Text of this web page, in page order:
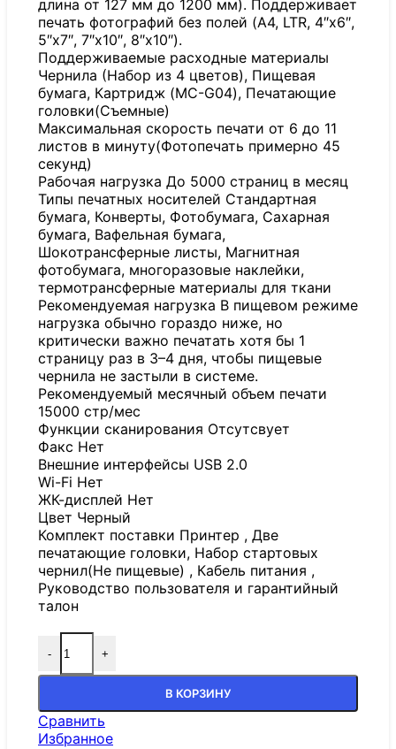
длина от 127 мм до 1200 мм). Поддерживает
печать фотографий без полей (A4, LTR, 4″x6″,
5″x7″, 7″x10″, 8″x10″).
Поддерживаемые расходные материалы
Чернила (Набор из 4 цветов), Пищевая
бумага, Картридж (MC-G04), Печатающие
головки(Съемные)
Максимальная скорость печати от 6 до 11
листов в минуту(Фотопечать примерно 45
секунд)
Рабочая нагрузка До 5000 страниц в месяц
Типы печатных носителей Стандартная
бумага, Конверты, Фотобумага, Сахарная
бумага, Вафельная бумага,
Шокотрансферные листы, Магнитная
фотобумага, многоразовые наклейки,
термотрансферные материалы для ткани
Рекомендуемая нагрузка В пищевом режиме
нагрузка обычно гораздо ниже, но
критически важно печатать хотя бы 1
страницу раз в 3–4 дня, чтобы пищевые
чернила не застыли в системе.
Рекомендуемый месячный объем печати
15000 стр/мес
Функции сканирования Отсутсвует
Факс Нет
Внешние интерфейсы USB 2.0
Wi-Fi Нет
ЖК-дисплей Нет
Цвет Черный
Комплект поставки Принтер , Две
печатающие головки, Набор стартовых
чернил(Не пищевые) , Кабель питания ,
Руководство пользователя и гарантийный
талон
- +
В КОРЗИНУ
Сравнить
Избранное